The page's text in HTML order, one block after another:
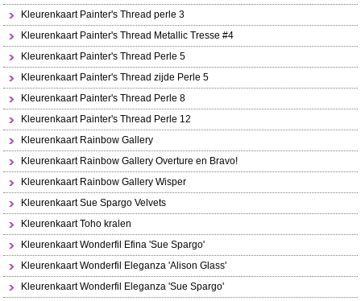
Kleurenkaart Painter's Thread perle 3
Kleurenkaart Painter's Thread Metallic Tresse #4
Kleurenkaart Painter's Thread Perle 5
Kleurenkaart Painter's Thread zijde Perle 5
Kleurenkaart Painter's Thread Perle 8
Kleurenkaart Painter's Thread Perle 12
Kleurenkaart Rainbow Gallery
Kleurenkaart Rainbow Gallery Overture en Bravo!
Kleurenkaart Rainbow Gallery Wisper
Kleurenkaart Sue Spargo Velvets
Kleurenkaart Toho kralen
Kleurenkaart Wonderfil Efina 'Sue Spargo'
Kleurenkaart Wonderfil Eleganza 'Alison Glass'
Kleurenkaart Wonderfil Eleganza 'Sue Spargo'